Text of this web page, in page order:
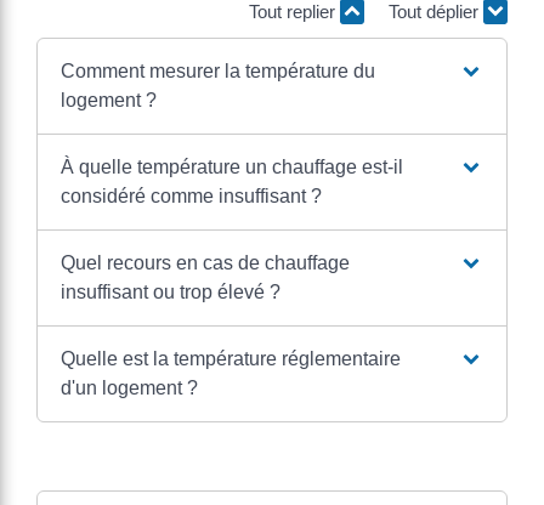
Tout replier Tout déplier
Comment mesurer la température du
logement ?
À quelle température un chauffage est-il
considéré comme insuffisant ?
Quel recours en cas de chauffage
insuffisant ou trop élevé ?
Quelle est la température réglementaire
d'un logement ?